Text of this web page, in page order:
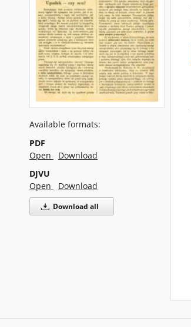
Available formats:
PDF
Open
Download
DJVU
Open
Download
Download all